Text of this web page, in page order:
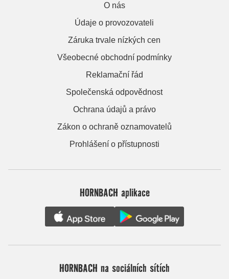
O nás
Údaje o provozovateli
Záruka trvale nízkých cen
Všeobecné obchodní podmínky
Reklamační řád
Společenská odpovědnost
Ochrana údajů a právo
Zákon o ochraně oznamovatelů
Prohlášení o přístupnosti
HORNBACH aplikace
HORNBACH na sociálních sítích